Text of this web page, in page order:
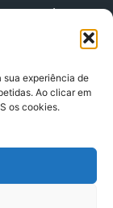
sua experiência de
Ao clicar em
os cookies.
agora!
0001-36 End .
– Sala